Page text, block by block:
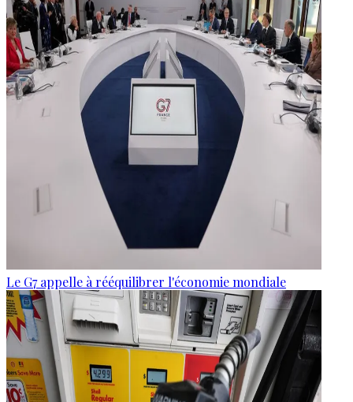
Le G7 appelle à rééquilibrer l'économie mondiale